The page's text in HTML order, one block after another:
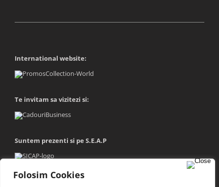
Folosim Cookies
International website:
Te invitam sa vizitezi si:
Suntem prezenti si pe S.E.A.P